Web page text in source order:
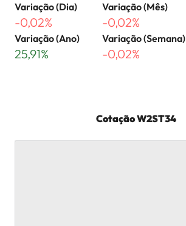
Variação (Dia)
-0,02%
Variação (Mês)
-0,02%
Variação (Ano)
25,91%
Variação (Semana)
-0,02%
CotaçãoW2ST34